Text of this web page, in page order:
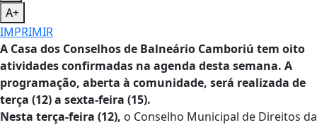
A+
IMPRIMIR
A Casa dos Conselhos de Balneário Camboriú tem oito
atividades confirmadas na agenda desta semana. A
programação, aberta à comunidade, será realizada de
terça (12) a sexta-feira (15).
Nesta terça-feira (12), o Conselho Municipal de Direitos da